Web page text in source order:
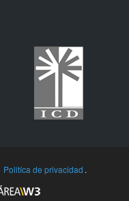
Politíca de privacidad .